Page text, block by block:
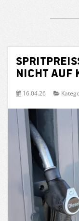
nicht auf
16.04.26